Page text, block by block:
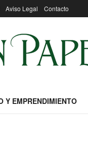
Aviso Legal Contacto
Y EMPRENDIMIENTO